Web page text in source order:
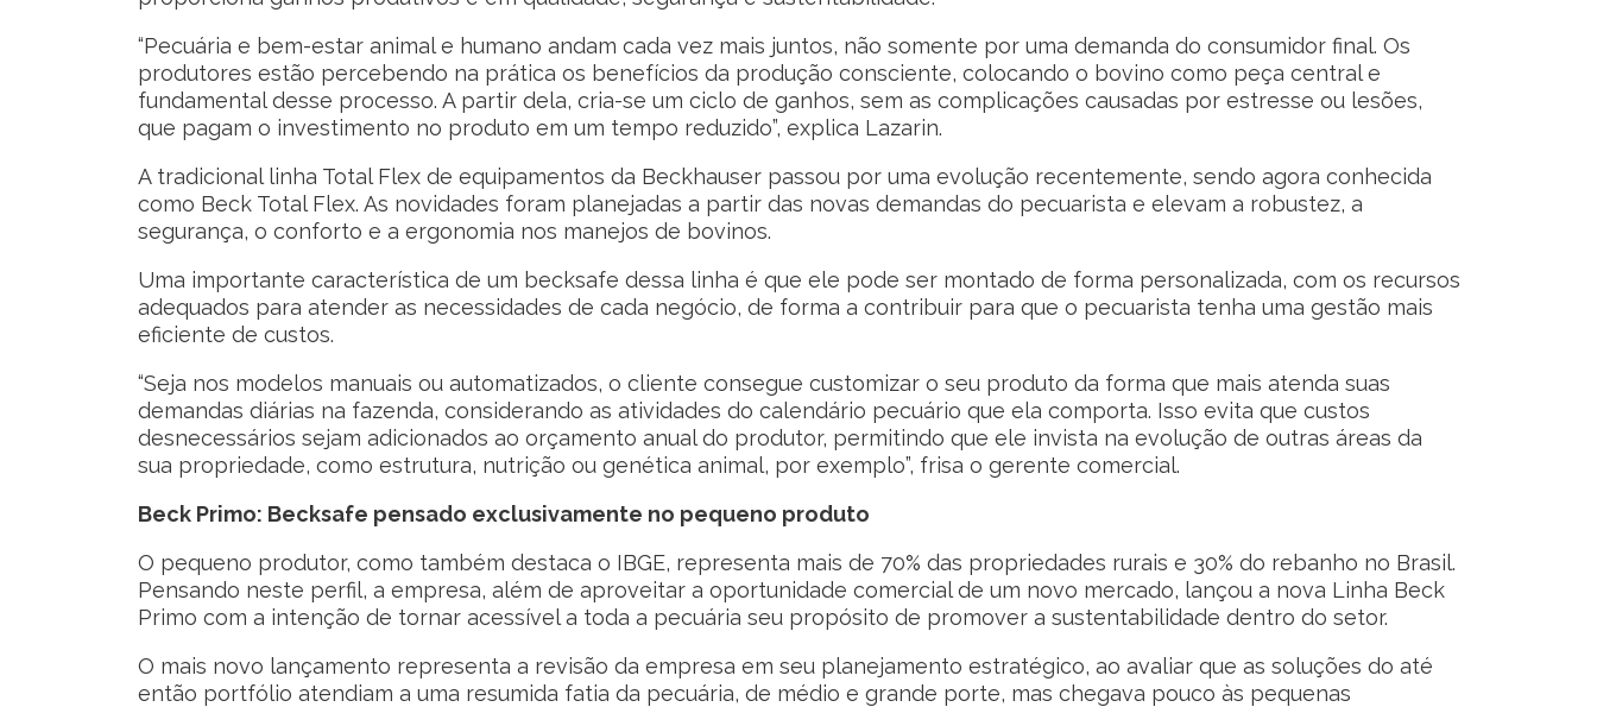
“Pecuária e bem-estar animal e humano andam cada vez mais juntos, não somente por uma demanda do consumidor final. Os
produtores estão percebendo na prática os benefícios da produção consciente, colocando o bovino como peça central e
fundamental desse processo. A partir dela, cria-se um ciclo de ganhos, sem as complicações causadas por estresse ou lesões,
que pagam o investimento no produto em um tempo reduzido”, explica Lazarin.
A tradicional linha Total Flex de equipamentos da Beckhauser passou por uma evolução recentemente, sendo agora conhecida
como Beck Total Flex. As novidades foram planejadas a partir das novas demandas do pecuarista e elevam a robustez, a
segurança, o conforto e a ergonomia nos manejos de bovinos.
Uma importante característica de um becksafe dessa linha é que ele pode ser montado de forma personalizada, com os recursos
adequados para atender as necessidades de cada negócio, de forma a contribuir para que o pecuarista tenha uma gestão mais
eficiente de custos.
“Seja nos modelos manuais ou automatizados, o cliente consegue customizar o seu produto da forma que mais atenda suas
demandas diárias na fazenda, considerando as atividades do calendário pecuário que ela comporta. Isso evita que custos
desnecessários sejam adicionados ao orçamento anual do produtor, permitindo que ele invista na evolução de outras áreas da
sua propriedade, como estrutura, nutrição ou genética animal, por exemplo”, frisa o gerente comercial.
Beck Primo: Becksafe pensado exclusivamente no pequeno produto
O pequeno produtor, como também destaca o IBGE, representa mais de 70% das propriedades rurais e 30% do rebanho no Brasil.
Pensando neste perfil, a empresa, além de aproveitar a oportunidade comercial de um novo mercado, lançou a nova Linha Beck
Primo com a intenção de tornar acessível a toda a pecuária seu propósito de promover a sustentabilidade dentro do setor.
O mais novo lançamento representa a revisão da empresa em seu planejamento estratégico, ao avaliar que as soluções do até
então portfólio atendiam a uma resumida fatia da pecuária, de médio e grande porte, mas chegava pouco às pequenas